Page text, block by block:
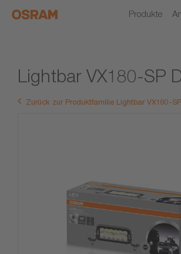
Produkte
Lightbar VX180-SP
Zurück zur Produktfamilie Lightbar VX180-